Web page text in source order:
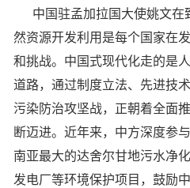
中国驻孟加拉国大使姚文在
然资源开发利用是每个国家在
和挑战。中国式现代化走的是
道路，通过制度立法、先进技
污染防治攻坚战，正朝着全面
断迈进。近年来，中方深度参
南亚最大的达舍尔甘地污水净
发电厂等环境保护项目，鼓励